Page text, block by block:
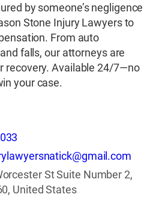
by someone’s negligence
Stone Injury Lawyers to
From auto
falls, our attorneys are
recovery. Available 24/7—no
your case.
St Suite Number 2,
United States